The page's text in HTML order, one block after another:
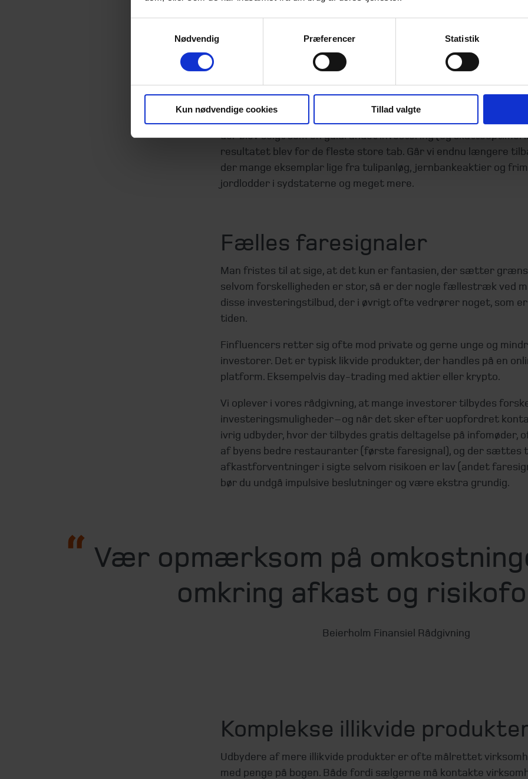
Nødvendig
Præferencer Statistik
Kun nødvendige cookies Tillad valgte
Der er flere kendte eksemplar op til finanskrisen, hvor det gik
med flere hedgefonde og gearede investeringsselskaber
banker – selvom de blev markedsført som et af de sikre valg.
ejendomsprojekter herhjemme, i Tyskland og sågar i Dubai
investorer penge. Mange husker sikkert også skibsanparterne i
der blev solgt som en guldrandet investering (og
resultatet blev for de fleste store tab. Går vi endnu længere
der mange eksemplar lige fra tulipanløg, jernbankeaktier og
jordlodder i sydstaterne og meget mere.
Fælles faresignaler
Man fristes til at sige, at det kun er fantasien, der sætter
selvom forskelligheden er stor, så er der nogle fællestræk ved
disse investeringstilbud, der i øvrigt ofte vedrører noget, som er
tiden.
Finfluencers retter sig ofte mod private og gerne unge og
investorer. Det er typisk likvide produkter, der handles på en
platform. Eksempelvis day-trading med aktier eller krypto.
Vi oplever i vores rådgivning, at mange investorer tilbydes
investeringsmuligheder – og når det sker efter uopfordret
ivrig udbyder, hvor der tilbydes gratis deltagelse på infomøder,
af byens bedre restauranter (første faresignal), og der sættes
afkastforventninger i sigte selvom risikoen er lav (andet
bør du undgå impulsive beslutninger og være ekstra grundig.
Vær opmærksom på
omkring afkast og
Beierholm Finansiel Rådgivning
Komplekse illikvide
Udbydere af mere illikvide produkter er ofte målrettet
med penge på bogen. Både fordi sælgerne må kontakte